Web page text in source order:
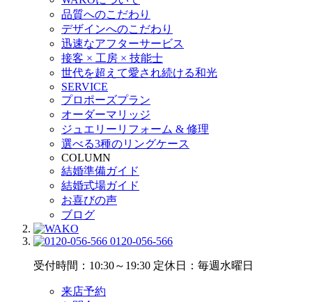
品質へのこだわり
デザインへのこだわり
迅速なアフターサービス
接客 × 工房 × 技能士
世代を超えて愛され続ける和光
SERVICE
プロポーズプラン
オーダーマリッジ
ジュエリーリフォーム & 修理
選べる3種のリングケース
COLUMN
結婚準備ガイド
結婚式場ガイド
お喜びの声
ブログ
0120-056-566
受付時間：10:30～19:30 定休日：毎週水曜日
来店予約